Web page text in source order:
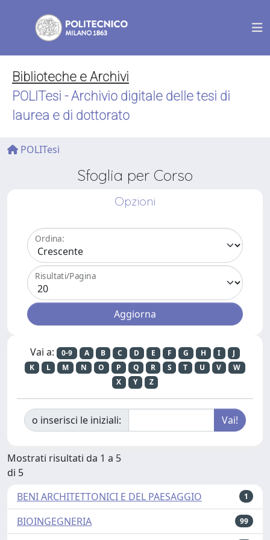
Biblioteche e Archivi
POLITesi - Archivio digitale delle tesi di
laurea e di dottorato
POLITesi
Sfoglia per Corso
Opzioni
Ordina:
Risultati/Pagina
Vai a: 0-9 A B C D E F G H I
J
K
L M N O P Q R S T U V
W
X
Y Z
o inserisci le iniziali:
Mostrati risultati da 1 a 5
di 5
BENI ARCHITETTONICI E DEL PAESAGGIO
1
BIOINGEGNERIA 99